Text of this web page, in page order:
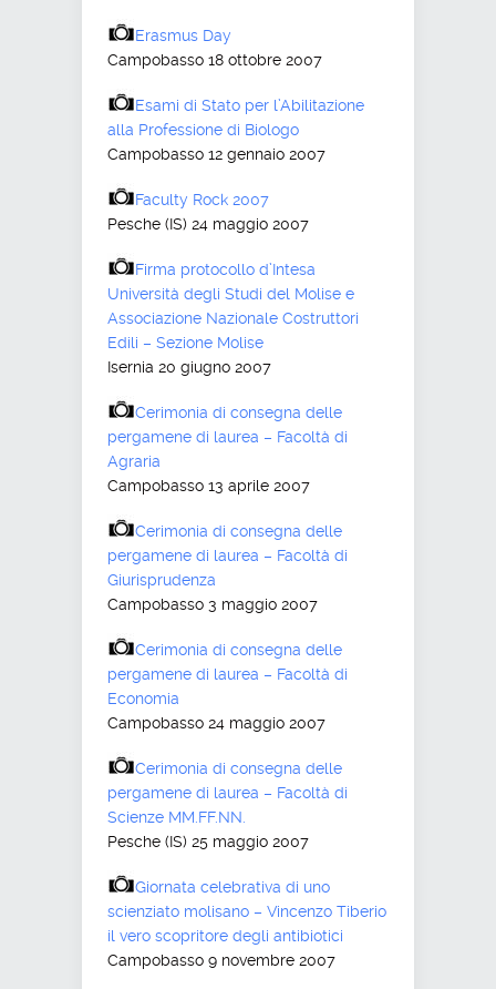
Erasmus Day
Campobasso 18 ottobre 2007
Esami di Stato per l’Abilitazione
alla Professione di Biologo
Campobasso 12 gennaio 2007
Faculty Rock 2007
Pesche (IS) 24 maggio 2007
Firma protocollo d’Intesa
Università degli Studi del Molise e
Associazione Nazionale Costruttori
Edili – Sezione Molise
Isernia 20 giugno 2007
Cerimonia di consegna delle
pergamene di laurea – Facoltà di
Agraria
Campobasso 13 aprile 2007
Cerimonia di consegna delle
pergamene di laurea – Facoltà di
Giurisprudenza
Campobasso 3 maggio 2007
Cerimonia di consegna delle
pergamene di laurea – Facoltà di
Economia
Campobasso 24 maggio 2007
Cerimonia di consegna delle
pergamene di laurea – Facoltà di
Scienze MM.FF.NN.
Pesche (IS) 25 maggio 2007
Giornata celebrativa di uno
scienziato molisano – Vincenzo Tiberio
il vero scopritore degli antibiotici
Campobasso 9 novembre 2007